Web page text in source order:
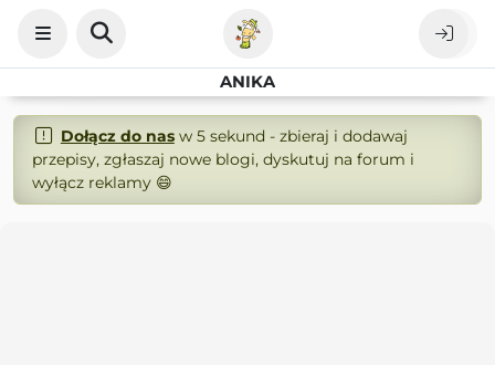
ANIKA
Dołącz do nasw 5 sekund - zbieraj i dodawaj
przepisy, zgłaszaj nowe blogi, dyskutuj na forum i
wyłącz reklamy 😄